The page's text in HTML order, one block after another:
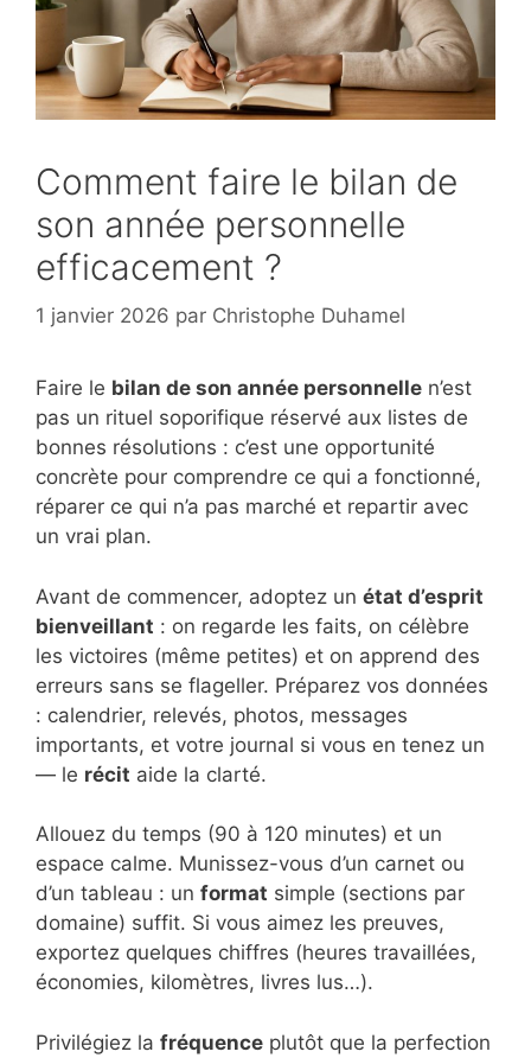
Comment faire le bilan de
son année personnelle
efficacement ?
1 janvier 2026 par Christophe Duhamel
Faire le bilan de son année personnelle n’est
pas un rituel soporifique réservé aux listes de
bonnes résolutions : c’est une opportunité
concrète pour comprendre ce qui a fonctionné,
réparer ce qui n’a pas marché et repartir avec
un vrai plan.
Avant de commencer, adoptez un état d’esprit
bienveillant : on regarde les faits, on célèbre
les victoires (même petites) et on apprend des
erreurs sans se flageller. Préparez vos données
: calendrier, relevés, photos, messages
importants, et votre journal si vous en tenez un
— le récit aide la clarté.
Allouez du temps (90 à 120 minutes) et un
espace calme. Munissez-vous d’un carnet ou
d’un tableau : un format simple (sections par
domaine) suffit. Si vous aimez les preuves,
exportez quelques chiffres (heures travaillées,
économies, kilomètres, livres lus…).
Privilégiez la fréquence plutôt que la perfection